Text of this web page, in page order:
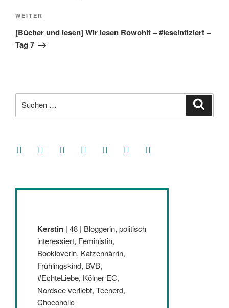
Nächster
Beitrag
WEITER
[Bücher und lesen] Wir lesen Rowohlt – #leseinfiziert –
Tag 7
nach:
facebooksoundcloud
twitter mastodoninstagramthreads goodreads
Kerstin | 48 | Bloggerin, politisch
interessiert, Feministin,
Bookloverin, Katzennärrin,
Frühlingskind, BVB,
#EchteLiebe, Kölner EC,
Nordsee verliebt, Teenerd,
Chocoholic